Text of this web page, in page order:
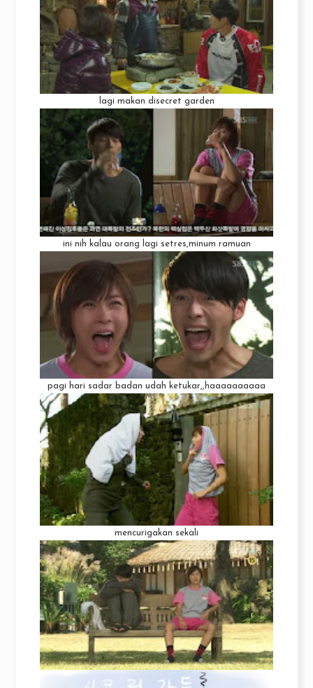
lagi makan disecret garden
ini nih kalau orang lagi setres,minum ramuan
pagi hari sadar badan udah ketukar,,haaaaaaaaaa
mencurigakan sekali